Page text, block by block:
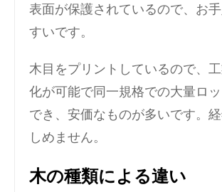
表面が保護されているので、お
すいです。
木目をプリントしているので、
化が可能で同一規格での大量ロ
でき、安価なものが多いです。
しめません。
木の種類による違い